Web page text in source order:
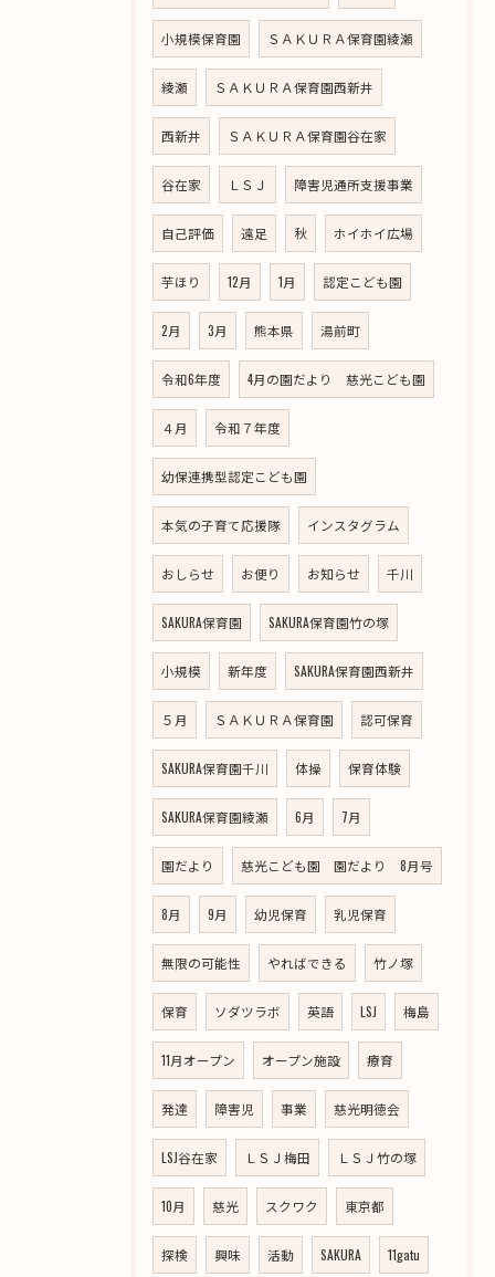
小規模保育園 ＳＡＫＵＲＡ保育園綾瀬
綾瀬 ＳＡＫＵＲＡ保育園西新井
西新井 ＳＡＫＵＲＡ保育園谷在家
谷在家 ＬＳＪ 障害児通所支援事業
自己評価 遠足 秋 ホイホイ広場
芋ほり 12月 1月 認定こども園
2月 3月 熊本県 湯前町
令和6年度 4月の園だより 慈光こども園
４月 令和７年度
幼保連携型認定こども園
本気の子育て応援隊 インスタグラム
おしらせ お便り お知らせ 千川
SAKURA保育園 SAKURA保育園竹の塚
小規模 新年度 SAKURA保育園西新井
５月 ＳＡＫＵＲＡ保育園 認可保育
SAKURA保育園千川 体操 保育体験
SAKURA保育園綾瀬 6月 7月
園だより 慈光こども園 園だより 8月号
8月 9月 幼児保育 乳児保育
無限の可能性 やればできる 竹ノ塚
保育 ソダツラボ 英語 LSJ 梅島
11月オープン オープン施設 療育
発達 障害児 事業 慈光明徳会
LSJ谷在家 ＬＳＪ梅田 ＬＳＪ竹の塚
10月 慈光 スクワク 東京都
探検 興味 活動 SAKURA 11gatu